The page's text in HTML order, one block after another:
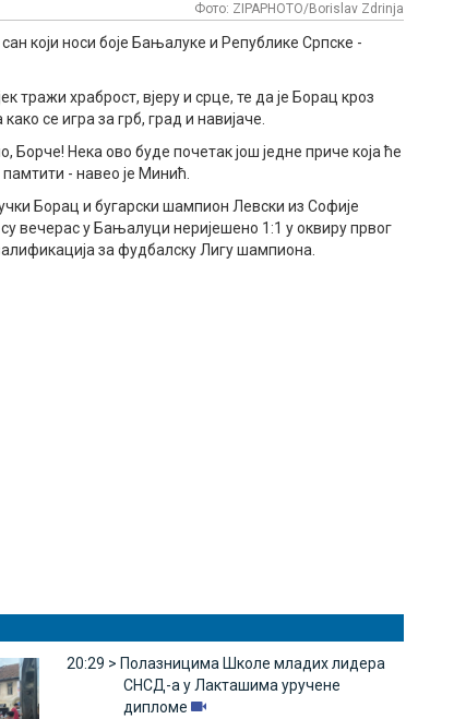
Фото: ZIPAPHOTO/Borislav Zdrinja
који носи боје Бањалуке и Републике Српске -
тражи храброст, вјеру и срце, те да је Борац кроз
се игра за грб, град и навијаче.
Борче! Нека ово буде почетак још једне приче која ће
памтити - навео је Минић.
Борац и бугарски шампион Левски из Софије
вечерас у Бањалуци неријешено 1:1 у оквиру првог
за фудбалску Лигу шампиона.
20:29 > Полазницима Школе младих лидера
СНСД-а у Лакташима уручене
дипломе